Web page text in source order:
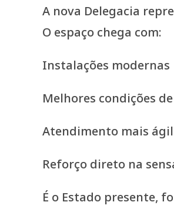
A nova Delegacia
O espaço chega com:
Instalações modernas
Melhores condições
Atendimento mais
Reforço direto na
É o Estado presente,